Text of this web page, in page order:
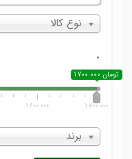
نوع کالا
.
1 700 000 تومان
1 600 000 1 700 000
برند